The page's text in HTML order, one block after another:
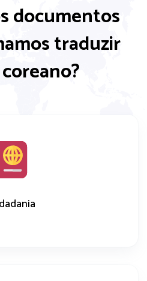
documentos
traduzir